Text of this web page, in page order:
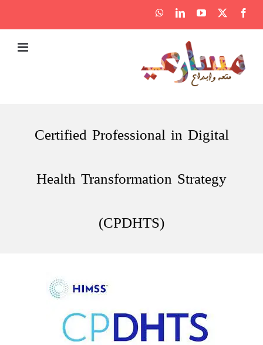
to
content
Facebook
X
YouTube
LinkedIn
WhatsApp
Certified Professional in Digital
Health Transformation Strategy
(CPDHTS)